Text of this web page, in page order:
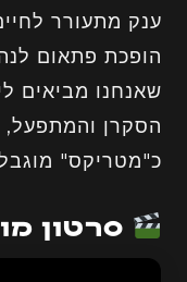
ענק מתעורר
הופכת פתאום
שאנחנו מביאים
הסקרן
כ"מטריקס"
סרטון